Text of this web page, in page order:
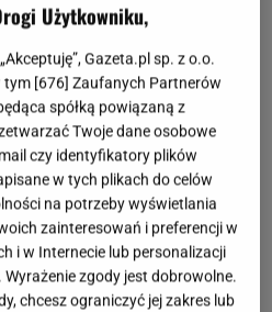
Użytkowniku,
Gazeta.pl sp. z o.o.
tym [676] Zaufanych Partnerów
spółką powiązaną z
Twoje dane osobowe
czy identyfikatory plików
w tych plikach do celów
na potrzeby wyświetlania
zainteresowań i preferencji w
i w Internecie lub personalizacji
zgody jest dobrowolne.
chcesz ograniczyć jej zakres lub